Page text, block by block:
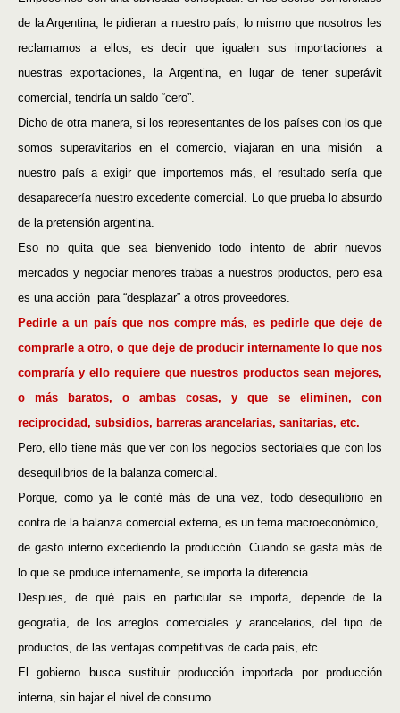
de la Argentina, le pidieran a nuestro país, lo mismo que nosotros les
reclamamos a ellos, es decir que igualen sus importaciones a
nuestras exportaciones, la Argentina, en lugar de tener superávit
comercial, tendría un saldo “cero”.
Dicho de otra manera, si los representantes de los países con los que
somos superavitarios en el comercio, viajaran en una misión
a
nuestro país a exigir que importemos más, el resultado sería que
desaparecería nuestro excedente comercial. Lo que prueba lo absurdo
de la pretensión argentina.
Eso no quita que sea bienvenido todo intento de abrir nuevos
mercados y negociar menores trabas a nuestros productos, pero esa
es una acción para “desplazar” a otros proveedores.
Pedirle a un país que nos compre más, es pedirle que deje de
comprarle a otro, o que deje de producir internamente lo que nos
compraría y ello requiere que nuestros productos sean mejores,
o más baratos, o ambas cosas, y que se eliminen, con
reciprocidad, subsidios, barreras arancelarias, sanitarias, etc.
Pero, ello tiene más que ver con los negocios sectoriales que con los
desequilibrios de la balanza comercial.
Porque, como ya le conté más de una vez, todo desequilibrio en
contra de la balanza comercial externa, es un tema macroeconómico,
de gasto interno excediendo la producción. Cuando se gasta más de
lo que se produce internamente, se importa la diferencia.
Después, de qué país en particular se importa, depende de la
geografía, de los arreglos comerciales y arancelarios, del tipo de
productos, de las ventajas competitivas de cada país, etc.
El gobierno busca sustituir producción importada por producción
interna, sin bajar el nivel de consumo.